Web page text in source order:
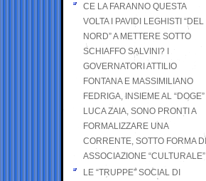
CE LA FARANNO QUESTA
VOLTA I PAVIDI LEGHISTI “DEL
NORD” A METTERE SOTTO
SCHIAFFO SALVINI? I
GOVERNATORI ATTILIO
FONTANA E MASSIMILIANO
FEDRIGA, INSIEME AL “DOGE”
LUCA ZAIA, SONO PRONTI A
FORMALIZZARE UNA
CORRENTE, SOTTO FORMA DI
ASSOCIAZIONE “CULTURALE”
LE “TRUPPE” SOCIAL DI